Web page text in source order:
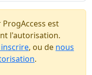
est
l'autorisation.
, ou de nous
.